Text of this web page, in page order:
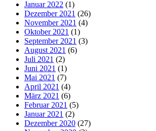
Januar 2022 (1)
Dezember 2021 (26)
November 2021 (4)
Oktober 2021 (1)
September 2021 (3)
August 2021 (6)
Juli 2021 (2)
Juni 2021 (1)
Mai 2021 (7)
April 2021 (4)
März 2021 (6)
Februar 2021 (5)
Januar 2021 (2)
Dezember 2020 (27)